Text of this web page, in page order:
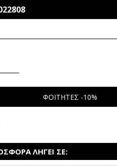
ΦΟΙΤΗΤΕΣ -10%
ΛΉΓΕΙ ΣΕ: